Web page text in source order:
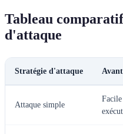
Tableau
d'attaque
Stratégie d'attaque
Attaque simple
Facile